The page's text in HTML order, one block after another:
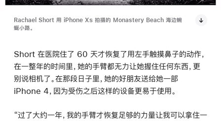
Rachael Short 用 iPhone XS 拍摄的 Monastery Beach 海边蜿
蜒小路。
Short 在医院住了 60 天才恢复了用左手触摸鼻子的动作，
在一整年的时间里，她的手臂都无力让她握住任何东西，更
别说相机了。在那段日子里，她的好朋友送给她一部
iPhone 4，因为受伤之后这样的设备更易于使用。
“过了大约一年，我的手臂才恢复足够的力量让我可以拿住一